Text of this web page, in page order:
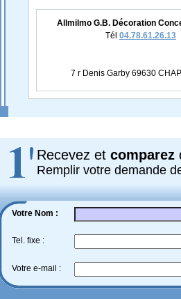
Allmilmo G.B. Décoration
Tél 04.78.61.26.13
7 r Denis Garby 69630
Recevez et comparez
Remplir votre demande
Votre Nom :
Tel. fixe :
Votre e-mail :